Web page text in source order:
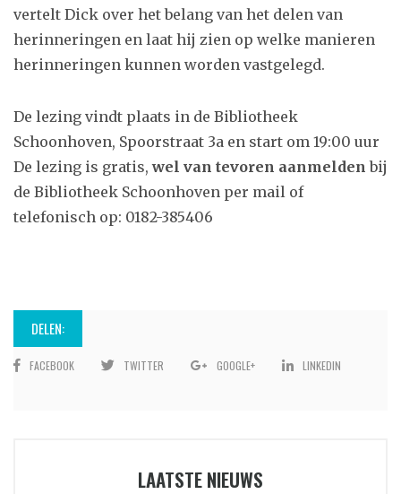
vertelt Dick over het belang van het delen van
herinneringen en laat hij zien op welke manieren
herinneringen kunnen worden vastgelegd.
De lezing vindt plaats in de Bibliotheek
Schoonhoven, Spoorstraat 3a en start om 19:00 uur
De lezing is gratis,wel van tevoren aanmeldenbij
de Bibliotheek Schoonhoven per mail of
telefonisch op: 0182-385406
DELEN:
FACEBOOK TWITTER GOOGLE+ LINKEDIN
LAATSTE NIEUWS